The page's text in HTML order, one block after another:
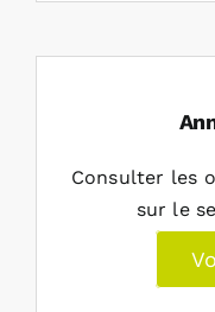
Consulter les
sur le